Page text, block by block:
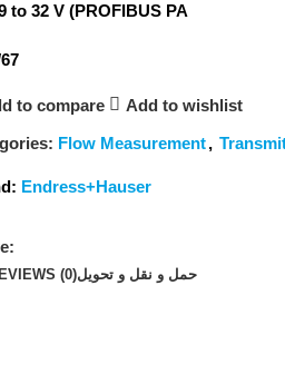
to 32 V (PROFIBUS PA
to compare Add to wishlist
Flow Measurement,
Endress+Hauser
(0)حمل و نقل و تحویل